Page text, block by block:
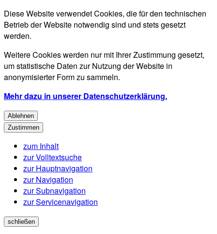
Diese Website verwendet Cookies, die für den technischen
Betrieb der Website notwendig sind und stets gesetzt
werden.
Weitere Cookies werden nur mit Ihrer Zustimmung gesetzt,
um statistische Daten zur Nutzung der Website in
anonymisierter Form zu sammeln.
Mehr dazu in unserer Datenschutzerklärung.
Ablehnen
Zustimmen
zum Inhalt
zur Volltextsuche
zur Hauptnavigation
zur Navigation
zur Subnavigation
zur Servicenavigation
schließen